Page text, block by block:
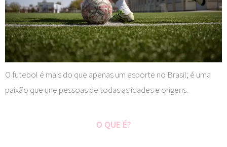
O futebol é mais do que apenas um esporte no Brasil; é uma
paixão que une pessoas de todas as idades e origens.
O QUE É?